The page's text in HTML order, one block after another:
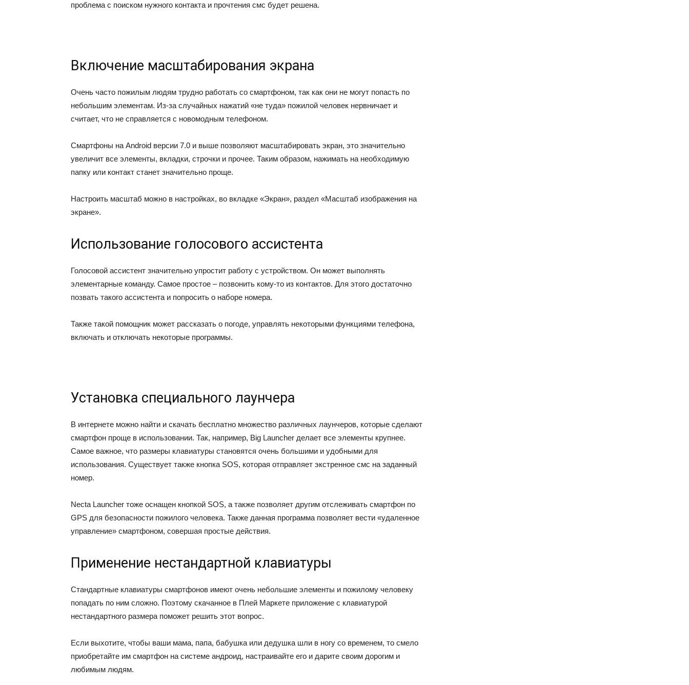
проблема с поиском нужного контакта и прочтения смс будет решена.
Включение масштабирования экрана
Очень часто пожилым людям трудно работать со смартфоном, так как они не могут попасть по
небольшим элементам. Из-за случайных нажатий «не туда» пожилой человек нервничает и
считает, что не справляется с новомодным телефоном.
Смартфоны на Android версии 7.0 и выше позволяют масштабировать экран, это значительно
увеличит все элементы, вкладки, строчки и прочее. Таким образом, нажимать на необходимую
папку или контакт станет значительно проще.
Настроить масштаб можно в настройках, во вкладке «Экран», раздел «Масштаб изображения на
экране».
Использование голосового ассистента
Голосовой ассистент значительно упростит работу с устройством. Он может выполнять
элементарные команду. Самое простое – позвонить кому-то из контактов. Для этого достаточно
позвать такого ассистента и попросить о наборе номера.
Также такой помощник может рассказать о погоде, управлять некоторыми функциями телефона,
включать и отключать некоторые программы.
Установка специального лаунчера
В интернете можно найти и скачать бесплатно множество различных лаунчеров, которые сделают
смартфон проще в использовании. Так, например, Big Launcher делает все элементы крупнее.
Самое важное, что размеры клавиатуры становятся очень большими и удобными для
использования. Существует также кнопка SOS, которая отправляет экстренное смс на заданный
номер.
Necta Launcher тоже оснащен кнопкой SOS, а также позволяет другим отслеживать смартфон по
GPS для безопасности пожилого человека. Также данная программа позволяет вести «удаленное
управление» смартфоном, совершая простые действия.
Применение нестандартной клавиатуры
Стандартные клавиатуры смартфонов имеют очень небольшие элементы и пожилому человеку
попадать по ним сложно. Поэтому скачанное в Плей Маркете приложение с клавиатурой
нестандартного размера поможет решить этот вопрос.
Если выхотите, чтобы ваши мама, папа, бабушка или дедушка шли в ногу со временем, то смело
приобретайте им смартфон на системе андроид, настраивайте его и дарите своим дорогим и
любимым людям.